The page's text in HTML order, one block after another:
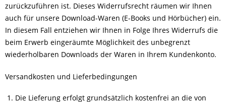
zurückzuführen ist. Dieses Widerrufsrecht räumen wir Ihnen
auch für unsere Download-Waren (E-Books und Hörbücher) ein.
In diesem Fall entziehen wir Ihnen in Folge Ihres Widerrufs die
beim Erwerb eingeräumte Möglichkeit des unbegrenzt
wiederholbaren Downloads der Waren in Ihrem Kundenkonto.
Versandkosten und Lieferbedingungen
Die Lieferung erfolgt grundsätzlich kostenfrei an die von